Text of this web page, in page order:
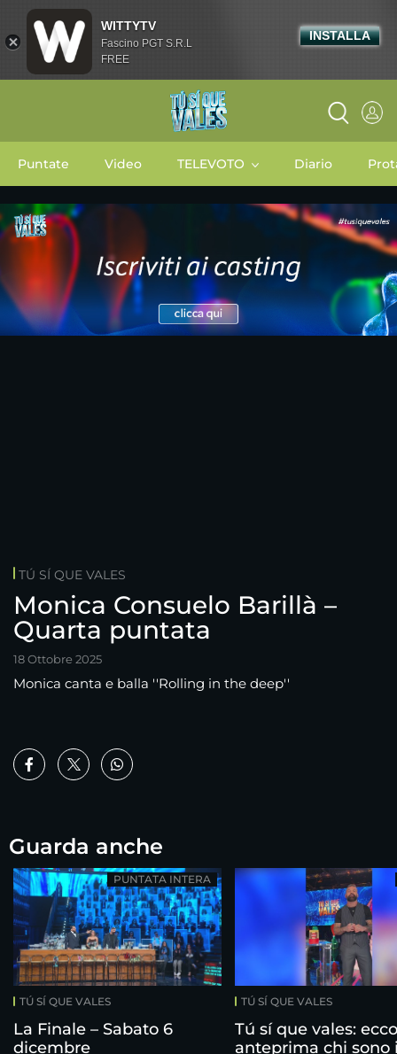
Puntate Video TELEVOTO Diario
TÚ SÍ QUE VALES
Monica Consuelo Barillà –
Quarta puntata
18 Ottobre 2025
Monica canta e balla ''Rolling in the deep''
Guarda anche
TÚ SÍ QUE VALES
La Finale – Sabato 6
dicembre
PUNTATA INTERA
TÚ SÍ QUE VALES
Tú sí que vales:
anteprima chi sono
WITTYTV
Fascino PGT S.R.L
FREE
INSTALLA